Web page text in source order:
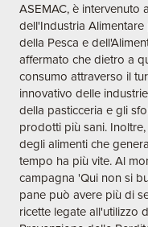
ASEMAC, è intervenuto
dell'Industria
della Pesca e
affermato che dietro a
consumo attraverso il
innovativo delle
della pasticceria e gli
prodotti più sani.
degli alimenti che
tempo ha più vite. Al
campagna 'Qui non si
pane può avere più di
ricette legate all'utilizzo